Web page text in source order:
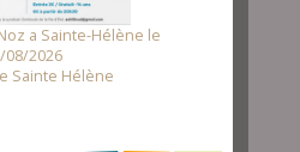
a Sainte-Hélène le
08/2026
Sainte Hélène